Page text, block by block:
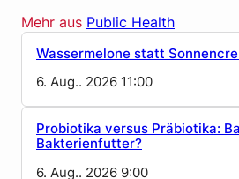
Mehr aus Public Health
Wassermelone statt
6. Aug.. 2026 11:00
Probiotika versus Präbiotika:
Bakterienfutter?
6. Aug.. 2026 9:00